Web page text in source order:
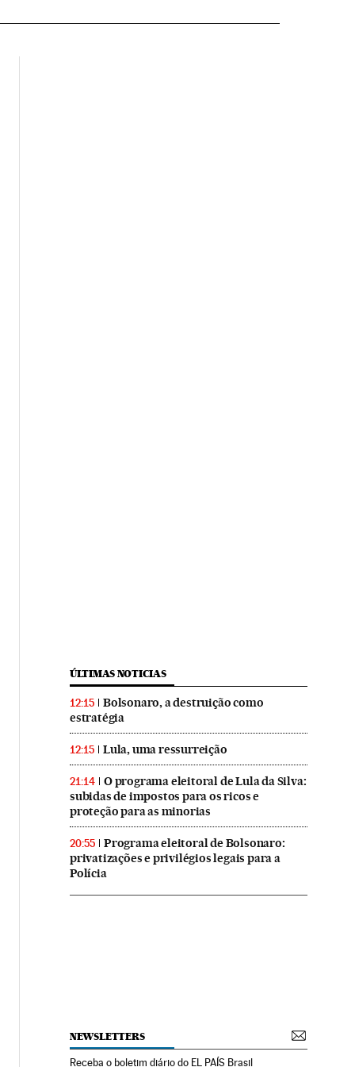
ÚLTIMAS NOTICIAS
12:15
Bolsonaro, a destruição como
estratégia
12:15 Lula, uma ressurreição
21:14
O programa eleitoral de Lula da Silva:
subidas de impostos para os ricos e
proteção para as minorias
20:55
Programa eleitoral de Bolsonaro:
privatizações e privilégios legais para a
Polícia
NEWSLETTERS
Receba o boletim diário do EL PAÍS Brasil